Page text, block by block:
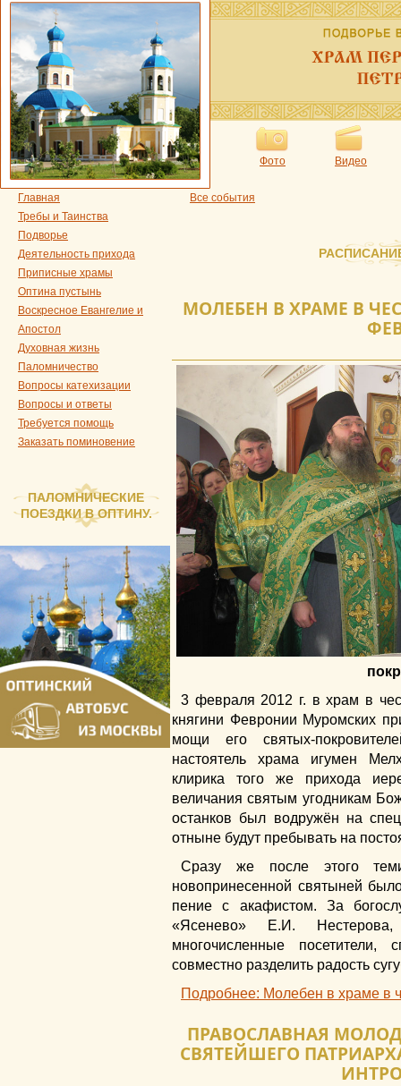
Фото Видео
Главная
Требы и Таинства
Подворье
Деятельность прихода
Приписные храмы
Оптина пустынь
Воскресное Евангелие и
Апостол
Духовная жизнь
Паломничество
Вопросы катехизации
Вопросы и ответы
Требуется помощь
Заказать поминовение
ПАЛОМНИЧЕСКИЕ
ПОЕЗДКИ В ОПТИНУ.
Все события
МОЛЕБЕН В ХРАМЕ В
3 февраля 2012 г. в храм в
княгини Февронии Муромских
мощи его святых-
настоятель храма игумен
клирика того же прихода
величания святым угодникам
останков был водружён на
отныне будут пребывать на
Сразу же после этого
новопринесенной святыней
пение с акафистом. За
«Ясенево» Е.И.
многочисленные
совместно разделить радость
Подробнее: Молебен в храме в
ПРАВОСЛАВНАЯ
СВЯТЕЙШЕГО